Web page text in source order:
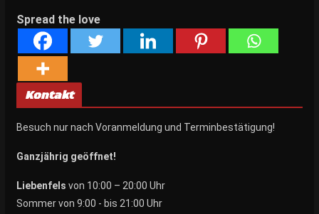
Spread the love
Kontakt
Besuch nur nach Voranmeldung und Terminbestätigung!
Ganzjährig geöffnet!
Liebenfels von 10:00 – 20:00 Uhr
Sommer von 9:00 - bis 21:00 Uhr